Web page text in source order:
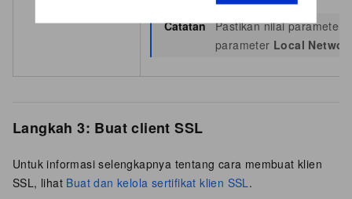
Catatan Pastikan nilai parameter
parameter Local
Langkah 3: Buat client SSL
Untuk informasi selengkapnya tentang cara membuat klien
SSL, lihat Buat dan kelola sertifikat klien SSL.